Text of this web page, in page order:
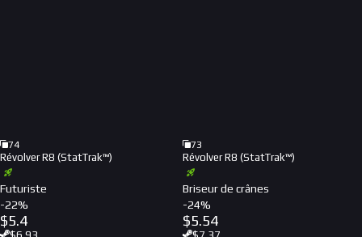
74
Révolver R8 (StatTrak™)
Futuriste
-22%
$5.4
73
Révolver R8 (StatTrak™)
Briseur de crânes
-24%
$5.54